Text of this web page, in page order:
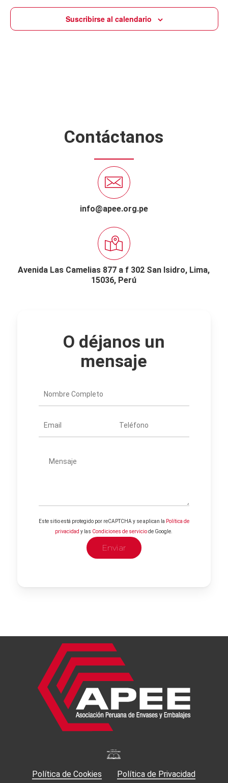
Suscribirse al calendario
Contáctanos
info@apee.org.pe
Avenida Las Camelias 877 a f 302 San Isidro, Lima,
15036, Perú
O déjanos un
mensaje
Este sitio está protegido por reCAPTCHA y se aplican la Política de
privacidad y las Condiciones de serviciode Google.
Política de Cookies
Política de Privacidad